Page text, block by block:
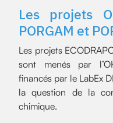
Les projets
PORGAM et
Les projets
sont menés par
financés par le LabEx
la question de la
chimique.